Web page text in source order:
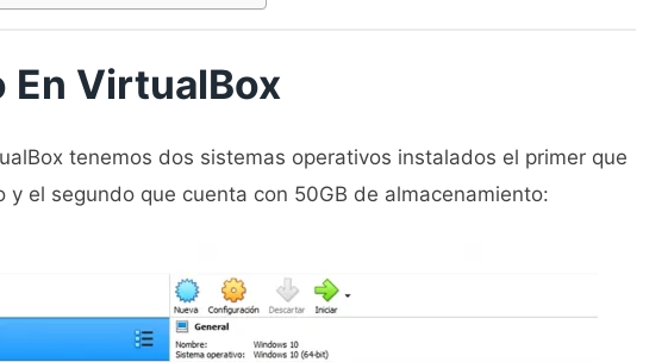
En VirtualBox
tenemos dos sistemas operativos instalados el primer que
y el segundo que cuenta con 50GB de almacenamiento: